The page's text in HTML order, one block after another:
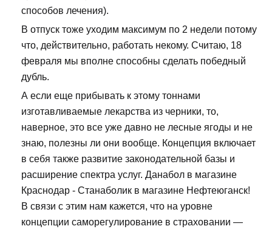
способов лечения).
В отпуск тоже уходим максимум по 2 недели потому
что, действительно, работать некому. Считаю, 18
февраля мы вполне способны сделать победный
дубль.
А если еще прибывать к этому тоннами
изготавливаемые лекарства из черники, то,
наверное, это все уже давно не лесные ягоды и не
знаю, полезны ли они вообще. Концепция включает
в себя также развитие законодательной базы и
расширение спектра услуг. Данабол в магазине
Краснодар - Станаболик в магазине Нефтеюганск!
В связи с этим нам кажется, что на уровне
концепции саморегулирование в страховании —